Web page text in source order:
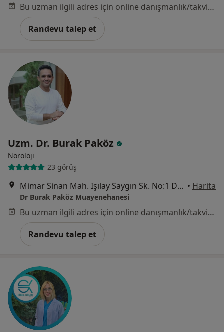
Bu uzman ilgili adres için online danışmanlık/takvim sunmuyor.
Randevu talep et
Uzm. Dr. Burak Paköz
Nöroloji
23 görüş
Mimar Sinan Mah. Işılay Saygın Sk. No:1 Daire:11 Alsancak, İzmir • Harita
Dr Burak Paköz Muayenehanesi
Bu uzman ilgili adres için online danışmanlık/takvim sunmuyor.
Randevu talep et